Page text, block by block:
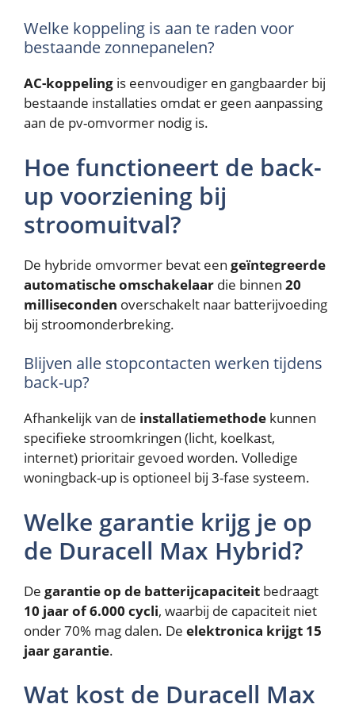
Welke koppeling is aan te raden voor
bestaande zonnepanelen?
AC-koppeling is eenvoudiger en gangbaarder bij
bestaande installaties omdat er geen aanpassing
aan de pv-omvormer nodig is.
Hoe functioneert de back-
up voorziening bij
stroomuitval?
De hybride omvormer bevat een geïntegreerde
automatische omschakelaar die binnen 20
milliseconden overschakelt naar batterijvoeding
bij stroomonderbreking.
Blijven alle stopcontacten werken tijdens
back-up?
Afhankelijk van de installatiemethode kunnen
specifieke stroomkringen (licht, koelkast,
internet) prioritair gevoed worden. Volledige
woningback-up is optioneel bij 3-fase systeem.
Welke garantie krijg je op
de Duracell Max Hybrid?
De garantie op de batterijcapaciteit bedraagt
10 jaar of 6.000 cycli, waarbij de capaciteit niet
onder 70% mag dalen. De elektronica krijgt 15
jaar garantie.
Wat kost de Duracell Max